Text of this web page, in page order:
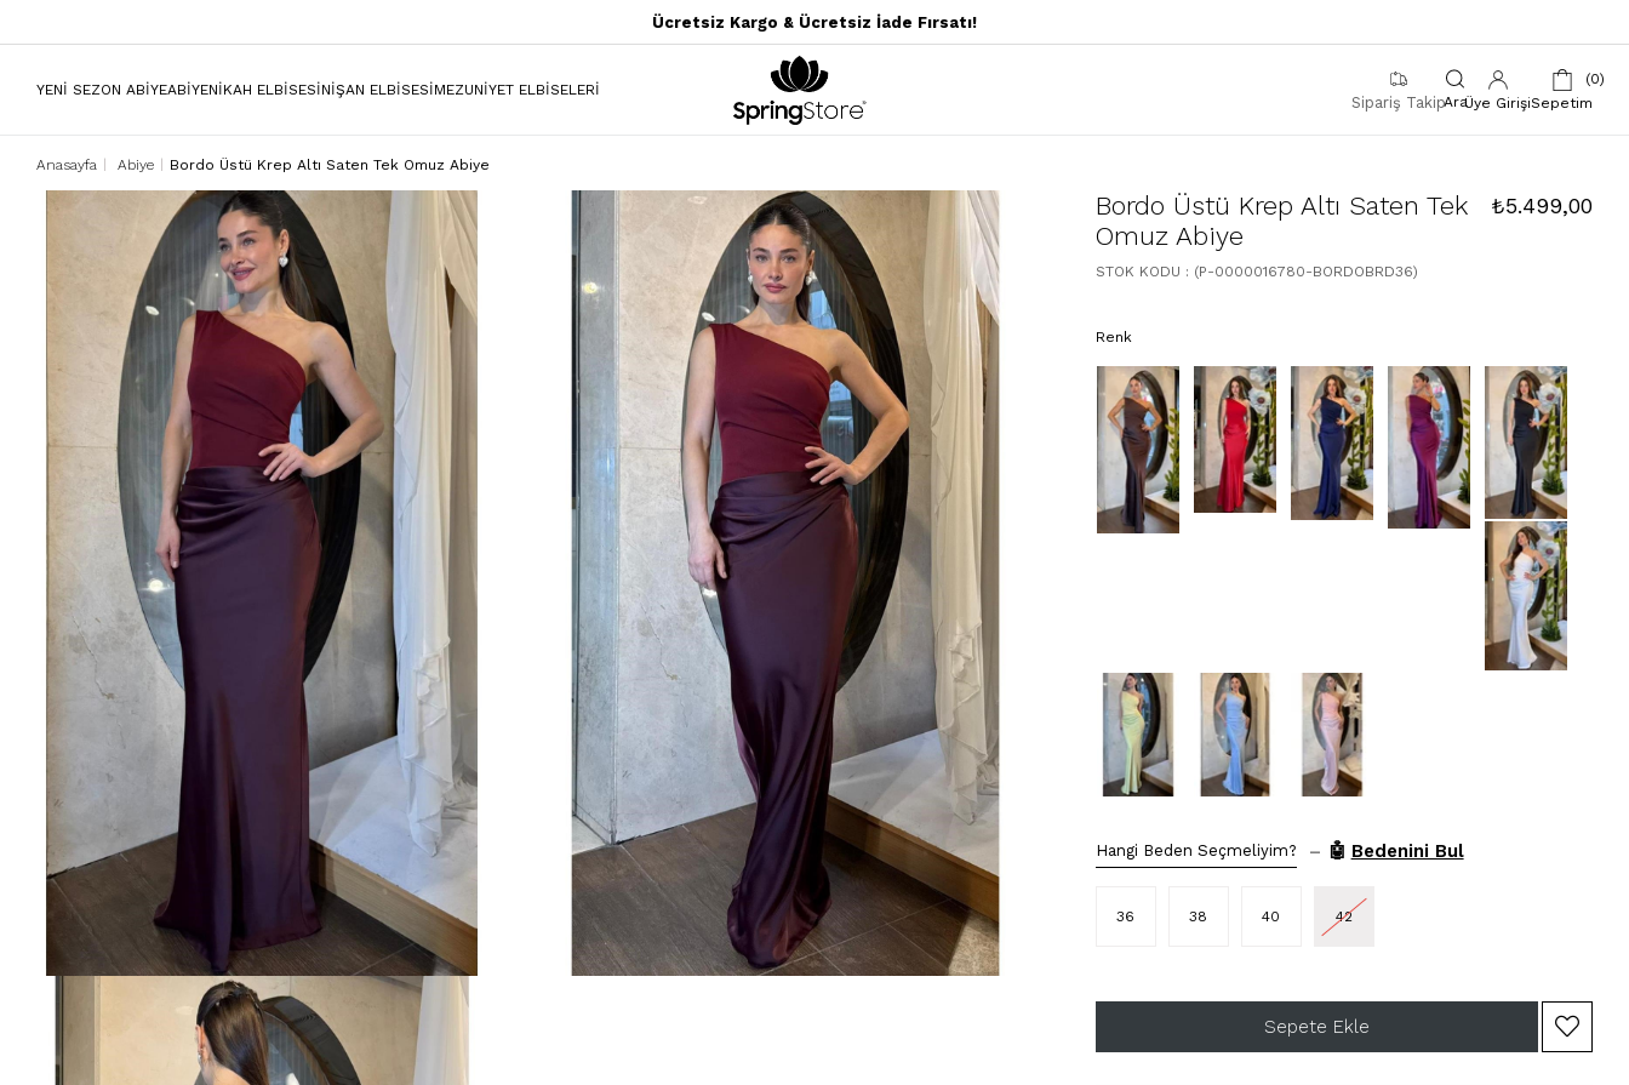
Ücretsiz Kargo & Ücretsiz İade Fırsatı!
YENİ SEZON ABİYEABİYENİKAH ELBİSESİNİŞAN ELBİSESİMEZUNİYET ELBİSELERİ
Sipariş Takip Üye GirişiSepetim
0
Anasayfa Abiye Bordo Üstü Krep Altı Saten Tek Omuz Abiye
Bordo Üstü Krep Altı Saten Tek
Omuz Abiye
₺5.499,00
STOK KODU (P-0000016780-BORDOBRD36)
Renk
Hangi Beden Seçmeliyim? – 🤖 Bedenini Bul
36 38 40 42